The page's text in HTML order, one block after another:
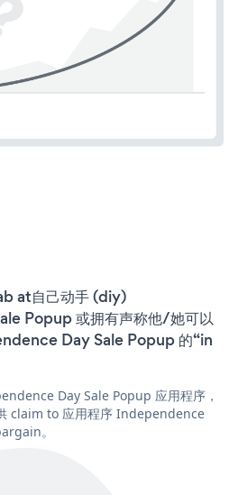
at自己动手 (diy)
Popup 或拥有声称他/她可以
Day Sale Popup 的“in
Day Sale Popup 应用程序，
claim to 应用程序 Independence
。